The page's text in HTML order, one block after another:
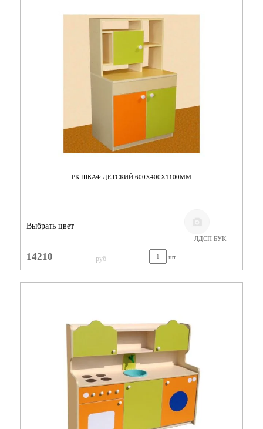
РК ШКАФ ДЕТСКИЙ 600Х400Х1100ММ
Выбрать цвет
ЛДСП БУК
14210 руб шт.